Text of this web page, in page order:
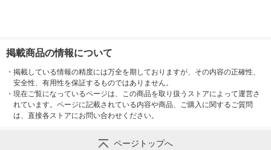
掲載商品の情報について
・ 掲載している情報の精度には万全を期しておりますが、その内容の正確性、
安全性、有用性を保証するものではありません。
・ 現在ご覧になっているページは、この商品を取り扱うストアによって運営さ
れています。ページに記載されている内容や商品、ご購入に関するご質問
は、直接各ストアにお問い合わせください。
ページトップへ